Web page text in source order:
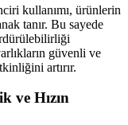
kullanımı, ürünlerin
tanır. Bu sayede
güvenli ve
artırır.
ve Hızın